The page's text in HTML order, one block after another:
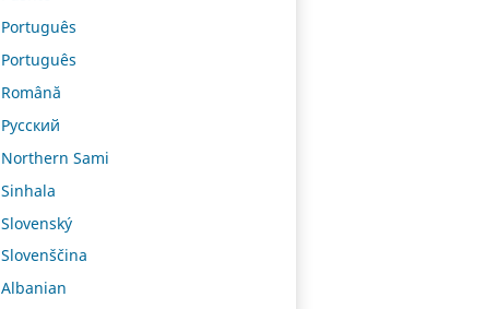
Português
Português
Română
Русский
Northern Sami
Sinhala
Slovenský
Slovenščina
Albanian